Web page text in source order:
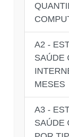
A2 -
SAÚDE
MESES
A3 -
SAÚDE